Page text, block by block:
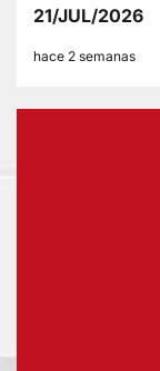
21/JUL/2026
hace 2 semanas